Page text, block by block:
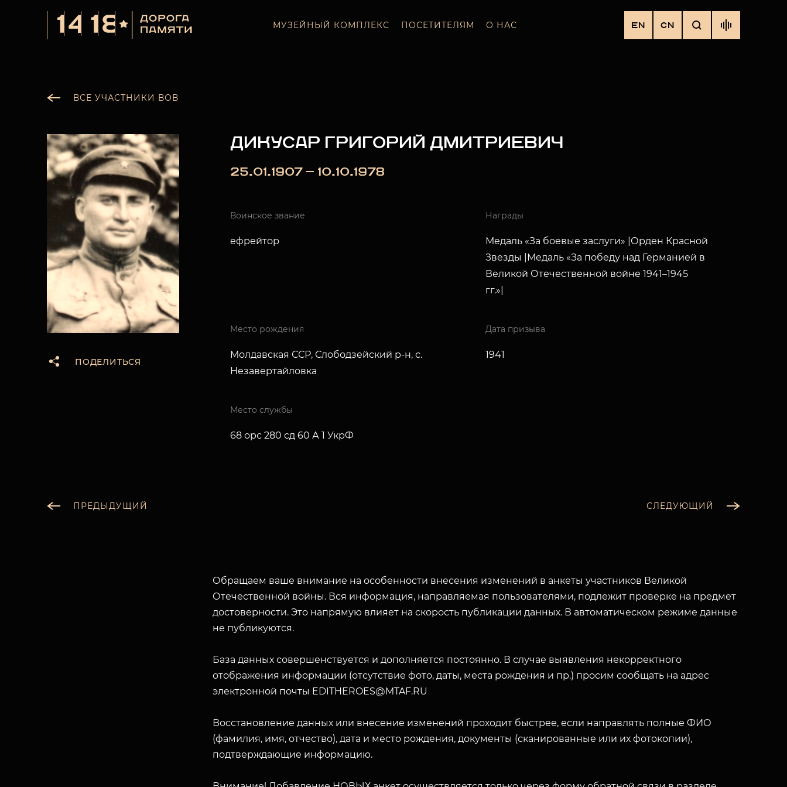
МУЗЕЙНЫЙ КОМПЛЕКС ПОСЕТИТЕЛЯМ О НАС EN CN
ВСЕ УЧАСТНИКИ ВОВ
ПОДЕЛИТЬСЯ
ДИКУСАР ГРИГОРИЙ ДМИТРИЕВИЧ
25.01.1907 — 10.10.1978
Воинское звание
ефрейтор
Награды
Медаль «За боевые заслуги» |Орден Красной
Звезды |Медаль «За победу над Германией в
Великой Отечественной войне 1941–1945
гг.»|
Место рождения
Молдавская ССР, Слободзейский р-н, с.
Незавертайловка
Дата призыва
1941
Место службы
68 орс 280 сд 60 А 1 УкрФ
ПРЕДЫДУЩИЙ СЛЕДУЮЩИЙ
Обращаем ваше внимание на особенности внесения изменений в анкеты участников Великой
Отечественной войны. Вся информация, направляемая пользователями, подлежит проверке на предмет
достоверности. Это напрямую влияет на скорость публикации данных. В автоматическом режиме данные
не публикуются.
База данных совершенствуется и дополняется постоянно. В случае выявления некорректного
отображения информации (отсутствие фото, даты, места рождения и пр.) просим сообщать на адрес
электронной почты EDITHEROES@MTAF.RU
Восстановление данных или внесение изменений проходит быстрее, если направлять полные ФИО
(фамилия, имя, отчество), дата и место рождения, документы (сканированные или их фотокопии),
подтверждающие информацию.